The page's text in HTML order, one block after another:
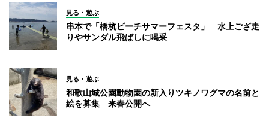
見る・遊ぶ
串本で「橋杭ビーチサマーフェスタ」 水上ござ走
りやサンダル飛ばしに喝采
見る・遊ぶ
和歌山城公園動物園の新入りツキノワグマの名前と
絵を募集 来春公開へ